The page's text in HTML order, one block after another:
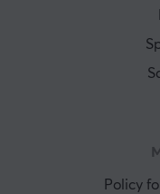
Policy